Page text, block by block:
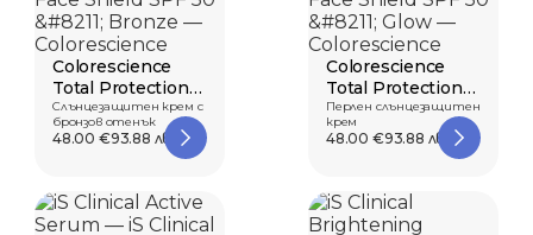
Colorescience
Total Protection
Face Shield SPF
50...
Слънцезащитен крем с
бронзов отенък
48.00 €93.88 лв.
Colorescience
Total Protection
Face Shield SPF
50...
Перлен слънцезащитен
крем
48.00 €93.88 лв.